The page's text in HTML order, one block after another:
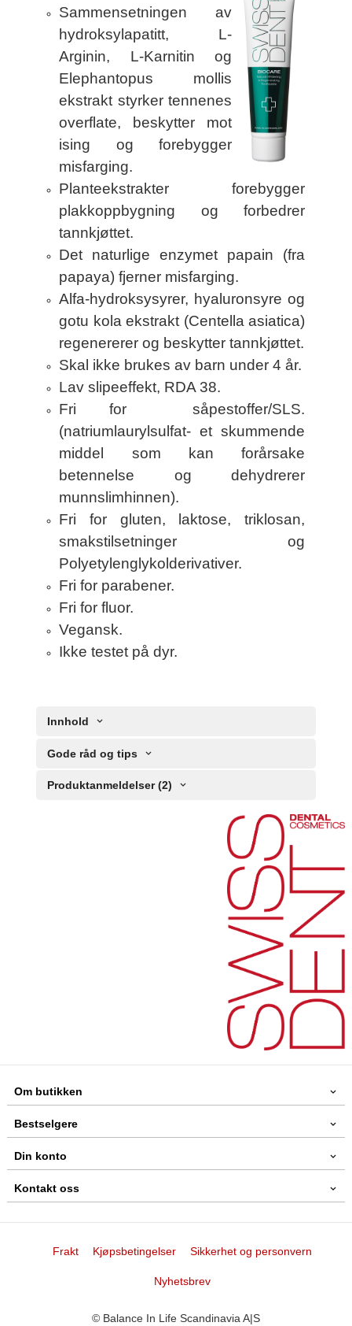
Sammensetningen av
hydroksylapatitt, L-
Arginin, L-Karnitin og
Elephantopus mollis
ekstrakt styrker tennenes
overflate, beskytter mot
ising og forebygger
misfarging.
Planteekstrakter forebygger
plakkoppbygning og forbedrer
tannkjøttet.
Det naturlige enzymet papain (fra
papaya) fjerner misfarging.
Alfa-hydroksysyrer, hyaluronsyre og
gotu kola ekstrakt (Centella asiatica)
regenererer og beskytter tannkjøttet.
Skal ikke brukes av barn under 4 år.
Lav slipeeffekt, RDA 38.
Fri for såpestoffer/SLS.
(natriumlaurylsulfat- et skummende
middel som kan forårsake
betennelse og dehydrerer
munnslimhinnen).
Fri for gluten, laktose, triklosan,
smakstilsetninger og
Polyetylenglykolderivativer.
Fri for parabener.
Fri for fluor.
Vegansk.
Ikke testet på dyr.
Innhold
Gode råd og tips
Produktanmeldelser (2)
Om butikken
Bestselgere
Din konto
Kontakt oss
Frakt Kjøpsbetingelser Sikkerhet og personvern
Nyhetsbrev
© Balance In Life Scandinavia A|S